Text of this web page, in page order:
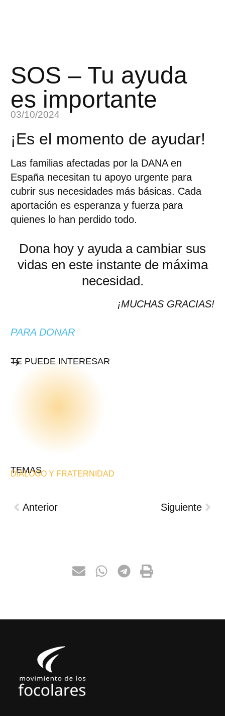
SOS – Tu ayuda
es importante
03/10/2024
¡Es el momento de ayudar!
Las familias afectadas por la DANA en
España necesitan tu apoyo urgente para
cubrir sus necesidades más básicas. Cada
aportación es esperanza y fuerza para
quienes lo han perdido todo.
Dona hoy y ayuda a cambiar sus
vidas en este instante de máxima
necesidad.
¡MUCHAS GRACIAS!
PARA DONAR
TE PUEDE INTERESAR
TEMAS
DIÁLOGO Y FRATERNIDAD
Anterior Siguiente